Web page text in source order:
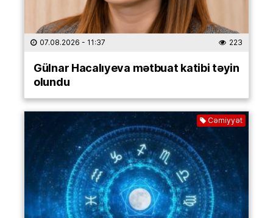
07.08.2026 - 11:37 223
Gülnar Hacalıyeva mətbuat katibi təyin
olundu
Cəmiyyət